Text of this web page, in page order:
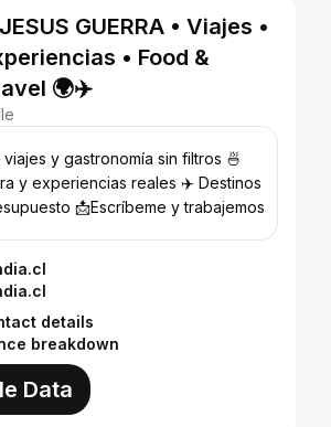
GUERRA • Viajes •
• Food &
🌍✈️
y gastronomía sin filtros 🍜
y experiencias reales ✈️ Destinos
📩Escríbeme y trabajemos
details
breakdown
Data